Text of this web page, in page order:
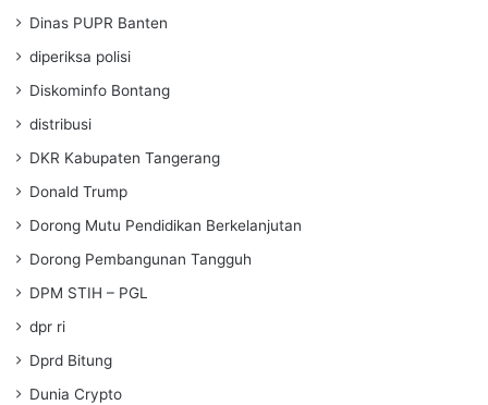
Dinas PUPR Banten
diperiksa polisi
Diskominfo Bontang
distribusi
DKR Kabupaten Tangerang
Donald Trump
Dorong Mutu Pendidikan Berkelanjutan
Dorong Pembangunan Tangguh
DPM STIH – PGL
dpr ri
Dprd Bitung
Dunia Crypto